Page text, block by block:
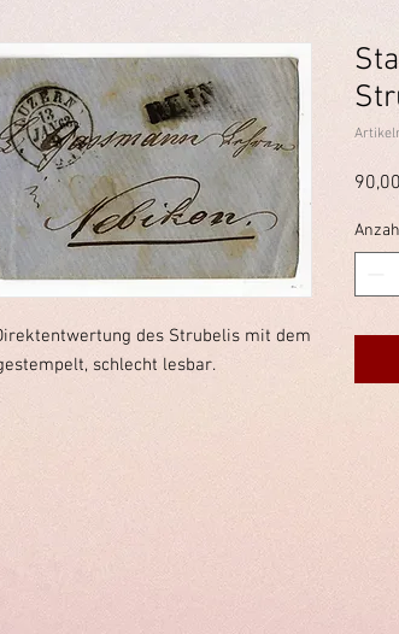
des Strubelis mit dem
schlecht lesbar.